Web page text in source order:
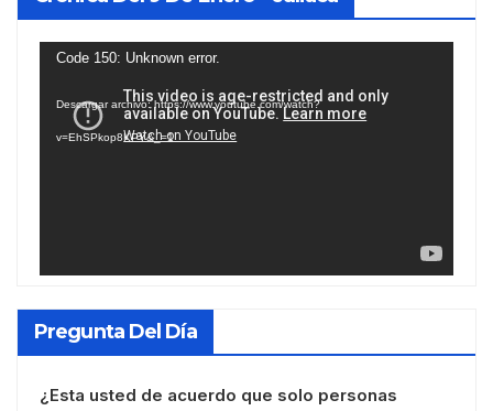
Reproductor
vídeo
Code 150: Unknown error.
Descargar archivo: https://www.youtube.com/watch?
v=EhSPkop8KPY&_=1
Pregunta Del Día
¿Esta usted de acuerdo que solo personas